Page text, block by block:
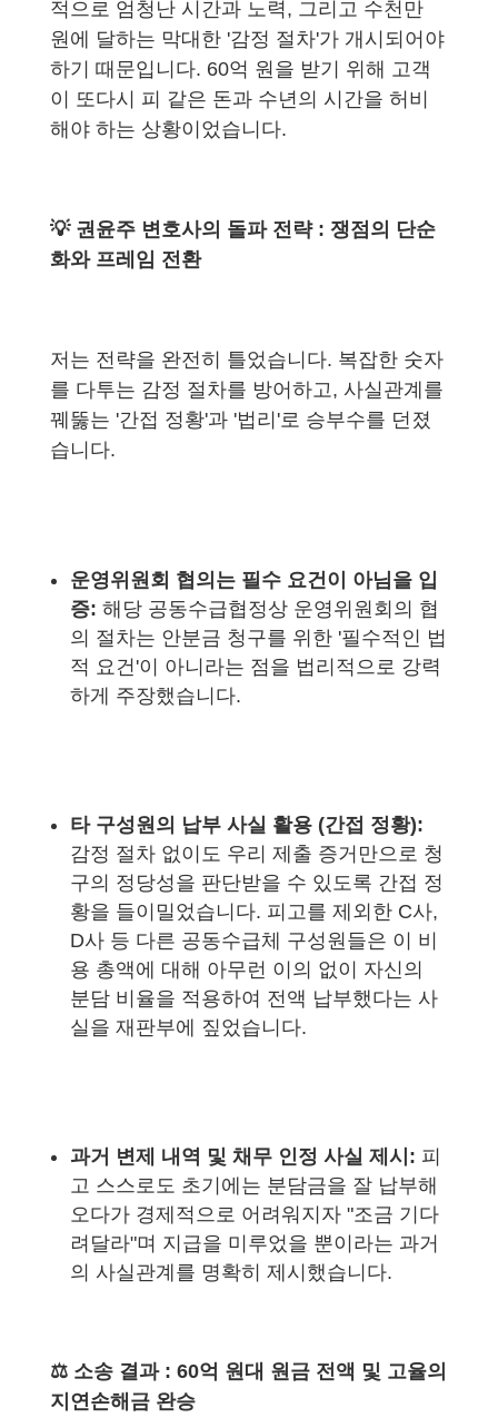
적으로 엄청난 시간과 노력, 그리고 수천만
원에 달하는 막대한 '감정 절차'가 개시되어야
하기 때문입니다. 60억 원을 받기 위해 고객
이 또다시 피 같은 돈과 수년의 시간을 허비
해야 하는 상황이었습니다.
💡 권윤주 변호사의 돌파 전략 : 쟁점의 단순
화와 프레임 전환
저는 전략을 완전히 틀었습니다. 복잡한 숫자
를 다투는 감정 절차를 방어하고, 사실관계를
꿰뚫는 '간접 정황'과 '법리'로 승부수를 던졌
습니다.
운영위원회 협의는 필수 요건이 아님을 입
증: 해당 공동수급협정상 운영위원회의 협
의 절차는 안분금 청구를 위한 '필수적인 법
적 요건'이 아니라는 점을 법리적으로 강력
하게 주장했습니다.
타 구성원의 납부 사실 활용 (간접 정황):
감정 절차 없이도 우리 제출 증거만으로 청
구의 정당성을 판단받을 수 있도록 간접 정
황을 들이밀었습니다. 피고를 제외한 C사,
D사 등 다른 공동수급체 구성원들은 이 비
용 총액에 대해 아무런 이의 없이 자신의
분담 비율을 적용하여 전액 납부했다는 사
실을 재판부에 짚었습니다.
과거 변제 내역 및 채무 인정 사실 제시: 피
고 스스로도 초기에는 분담금을 잘 납부해
오다가 경제적으로 어려워지자 "조금 기다
려달라"며 지급을 미루었을 뿐이라는 과거
의 사실관계를 명확히 제시했습니다.
⚖️ 소송 결과 : 60억 원대 원금 전액 및 고율의
지연손해금 완승